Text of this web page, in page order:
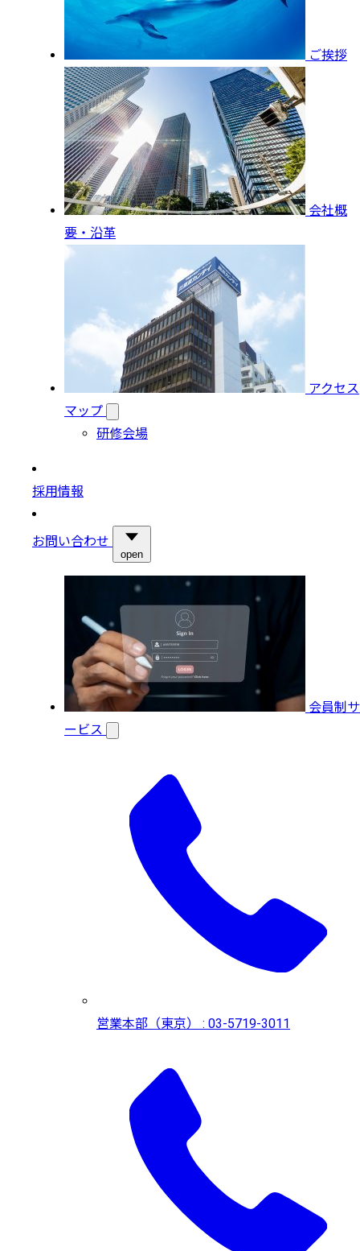
ご挨拶
会社概
要・沿革
アクセス
マップ
研修会場
採用情報
お問い合わせ
open
会員制サ
ービス
営業本部（東京） : 03-5719-3011